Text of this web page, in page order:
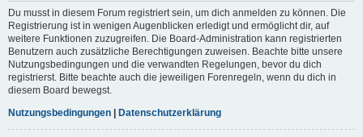
Du musst in diesem Forum registriert sein, um dich anmelden zu können. Die
Registrierung ist in wenigen Augenblicken erledigt und ermöglicht dir, auf
weitere Funktionen zuzugreifen. Die Board-Administration kann registrierten
Benutzern auch zusätzliche Berechtigungen zuweisen. Beachte bitte unsere
Nutzungsbedingungen und die verwandten Regelungen, bevor du dich
registrierst. Bitte beachte auch die jeweiligen Forenregeln, wenn du dich in
diesem Board bewegst.
Nutzungsbedingungen | Datenschutzerklärung